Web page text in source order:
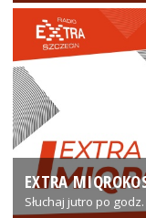
EXTRA
Słuchaj jutro po